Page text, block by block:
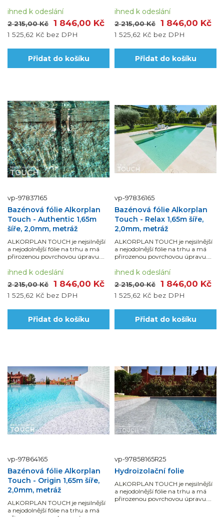
(uvedená cena je za 1 bm fólie šířky
1,65 m = 1,65 m2). Návin na roli je
25...
2 215,00 Kč 1 846,00 Kč
1 525,62 Kč bez DPH
ihned k odeslání
Přidat do košíku
(uvedená cena je za 1 bm fólie šířky
1,65 m = 1,65 m2). Návin na roli je
25...
2 215,00 Kč 1 846,00 Kč
1 525,62 Kč bez DPH
ihned k odeslání
Přidat do košíku
vp-97837165
Bazénová fólie Alkorplan
Touch - Authentic 1,65m
šíře, 2,0mm, metráž
ALKORPLAN TOUCH je nejsilnější
a nejodolnější fólie na trhu a má
přirozenou povrchovou úpravu.
(uvedená cena je za 1 bm fólie šířky
1,65 m = 1,65 m2). Návin na roli je
25...
2 215,00 Kč 1 846,00 Kč
1 525,62 Kč bez DPH
ihned k odeslání
Přidat do košíku
vp-97836165
Bazénová fólie Alkorplan
Touch - Relax 1,65m šíře,
2,0mm, metráž
ALKORPLAN TOUCH je nejsilnější
a nejodolnější fólie na trhu a má
přirozenou povrchovou úpravu.
(uvedená cena je za 1 bm fólie šířky
1,65 m = 1,65 m2). Návin na roli je
21...
2 215,00 Kč 1 846,00 Kč
1 525,62 Kč bez DPH
ihned k odeslání
Přidat do košíku
vp-97864165
Bazénová fólie Alkorplan
Touch - Origin 1,65m šíře,
2,0mm, metráž
ALKORPLAN TOUCH je nejsilnější
a nejodolnější fólie na trhu a má
vp-97858165R25
Hydroizolační folie
ALKORPLAN TOUCH je nejsilnější
a nejodolnější fólie na trhu a má
přirozenou povrchovou úpravu.